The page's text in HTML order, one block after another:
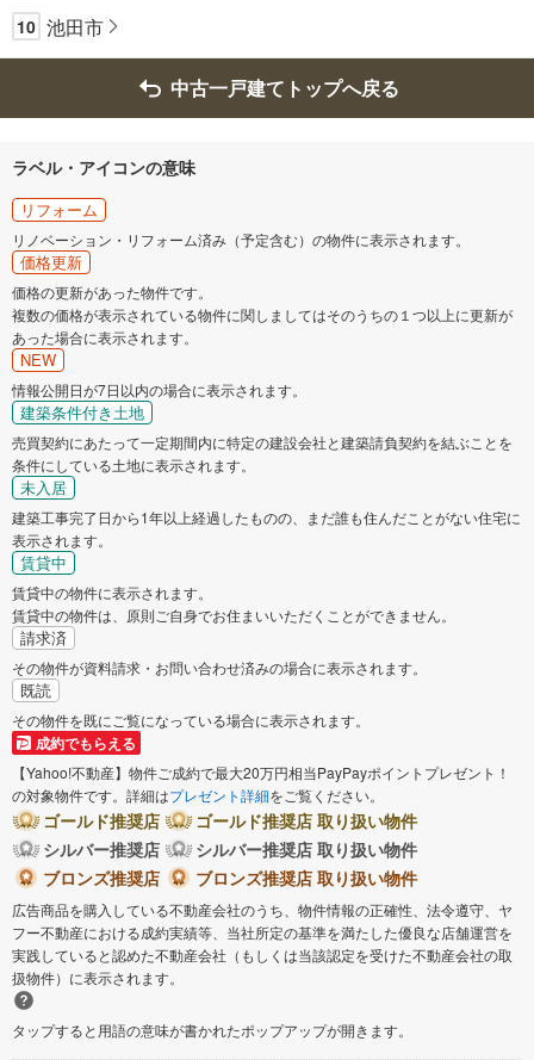
10 池田市
中古一戸建てトップへ戻る
ラベル・アイコンの意味
リフォーム
リノベーション・リフォーム済み（予定含む）の物件に表示されます。
価格更新
価格の更新があった物件です。
複数の価格が表示されている物件に関しましてはそのうちの１つ以上に更新が
あった場合に表示されます。
NEW
情報公開日が7日以内の場合に表示されます。
建築条件付き土地
売買契約にあたって一定期間内に特定の建設会社と建築請負契約を結ぶことを
条件にしている土地に表示されます。
未入居
建築工事完了日から1年以上経過したものの、まだ誰も住んだことがない住宅に
表示されます。
賃貸中
賃貸中の物件に表示されます。
賃貸中の物件は、原則ご自身でお住まいいただくことができません。
請求済
その物件が資料請求・お問い合わせ済みの場合に表示されます。
既読
その物件を既にご覧になっている場合に表示されます。
成約でもらえる
【Yahoo!不動産】物件ご成約で最大20万円相当PayPayポイントプレゼント！
の対象物件です。詳細はプレゼント詳細をご覧ください。
ゴールド推奨店
ゴールド推奨店 取り扱い物件
シルバー推奨店
シルバー推奨店 取り扱い物件
ブロンズ推奨店
ブロンズ推奨店 取り扱い物件
広告商品を購入している不動産会社のうち、物件情報の正確性、法令遵守、ヤ
フー不動産における成約実績等、当社所定の基準を満たした優良な店舗運営を
実践していると認めた不動産会社（もしくは当該認定を受けた不動産会社の取
扱物件）に表示されます。
タップすると用語の意味が書かれたポップアップが開きます。